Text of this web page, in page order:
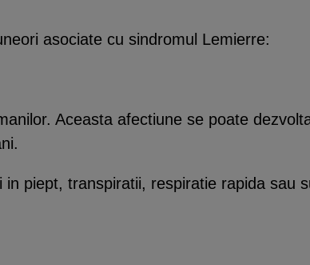
asociate cu sindromul Lemierre:
Aceasta afectiune se poate
piept, transpiratii, respiratie rapida sau